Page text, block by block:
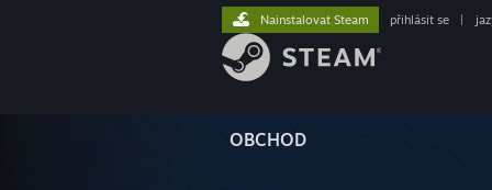
OBCHOD
Nainstalovat Steam přihlásit se